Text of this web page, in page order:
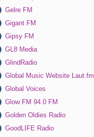
Gelre FM
Gigant FM
Gipsy FM
GL8 Media
GlindRadio
Global Music Website Laut.fm
Global Voices
Glow FM 94.0 FM
Golden Oldies Radio
GoodLIFE Radio